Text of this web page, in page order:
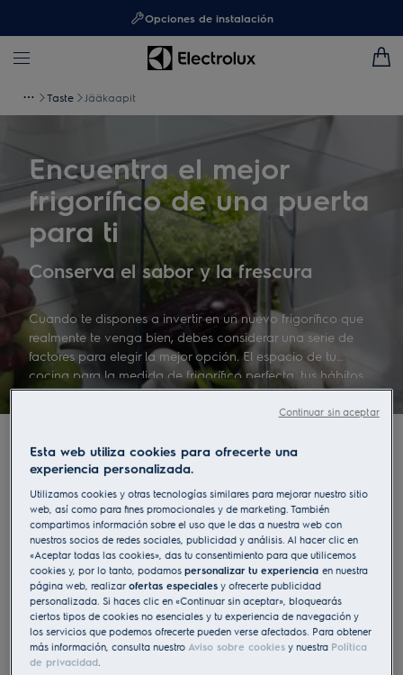
Opciones de instalación
Taste Jääkaapit
Encuentra el mejor
frigorífico de una puerta
para ti
Conserva el sabor y la frescura
Cuando te dispones a invertir en un nuevo frigorífico que
realmente te venga bien, debes considerar una serie de
factores para elegir la mejor opción. El espacio de tu
cocina para la medida de frigorífico perfecta, tus hábitos
de compra, tipos de neveras, etc.. Sigue los consejos de
Esta web utiliza cookies para ofrecerte una
experiencia personalizada.
Utilizamos cookies y otras tecnologías similares para mejorar nuestro sitio
web, así como para fines promocionales y de marketing. También
compartimos información sobre el uso que le das a nuestra web con
nuestros socios de redes sociales, publicidad y análisis. Al hacer clic en
«Aceptar todas las cookies», das tu consentimiento para que utilicemos
cookies y, por lo tanto, podamospersonalizar tu experienciaen nuestra
página web, realizarofertas especiales y ofrecerte publicidad
personalizada. Si haces clic en «Continuar sin aceptar», bloquearás
ciertos tipos de cookies no esenciales y tu experiencia de navegación y
los servicios que podemos ofrecerte pueden verse afectados. Para obtener
más información, consulta nuestro Aviso sobre cookies y nuestra Política
de privacidad.
Continuar sin aceptar